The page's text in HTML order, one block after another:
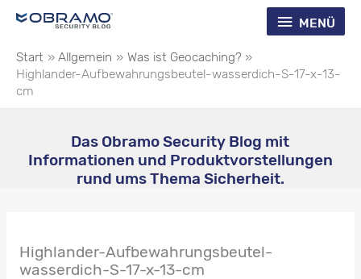
Inhalt
Menü
MENÜ
Start Allgemein
Was ist Geocaching?
Highlander-Aufbewahrungsbeutel-wasserdich-S-17-x-13-
cm
Das Obramo Security Blog mit
Informationen und Produktvorstellungen
rund ums Thema Sicherheit.
Highlander-Aufbewahrungsbeutel-
wasserdich-S-17-x-13-cm